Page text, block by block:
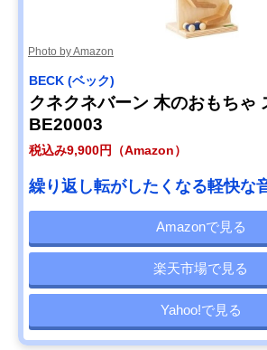
Photo by Amazon
BECK (ベック)
クネクネバーン 木のおもちゃ
BE20003
税込み9,900円（Amazon）
繰り返し転がしたくなる軽快な
Amazonで見る
楽天市場で見る
Yahoo!で見る